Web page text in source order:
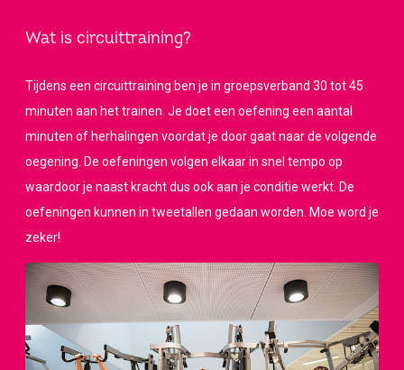
Wat is circuittraining?
Tijdens een circuittraining ben je in groepsverband 30 tot 45
minuten aan het trainen. Je doet een oefening een aantal
minuten of herhalingen voordat je door gaat naar de volgende
oegening. De oefeningen volgen elkaar in snel tempo op
waardoor je naast kracht dus ook aan je conditie werkt. De
oefeningen kunnen in tweetallen gedaan worden. Moe word je
zeker!